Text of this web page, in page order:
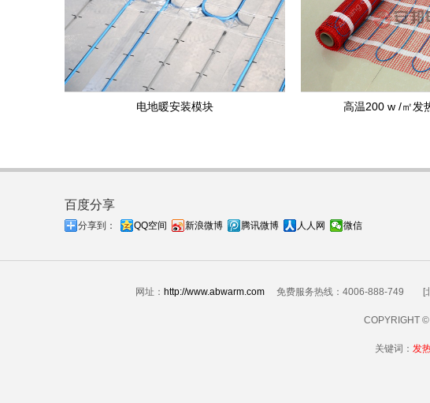
电地暖安装模块 高温200 w /㎡发
百度分享
分享到： QQ空间 新浪微博 腾讯微博 人人网 微信
网址： http://www.abwarm.com免费服务热线：4006-888-749 [北
COPYRIGHT
关键词： 发